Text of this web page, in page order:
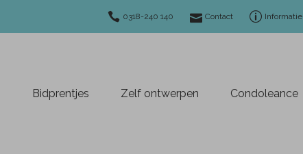
0318-240 140 Contact Informatie
Bidprentjes Zelf ontwerpen Condoleance